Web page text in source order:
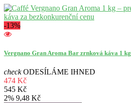
-13%
Vergnano Gran Aroma Bar zrnková káva 1 kg
checkODESÍLÁME IHNED
474 Kč
545 Kč
2% 9,48 Kč